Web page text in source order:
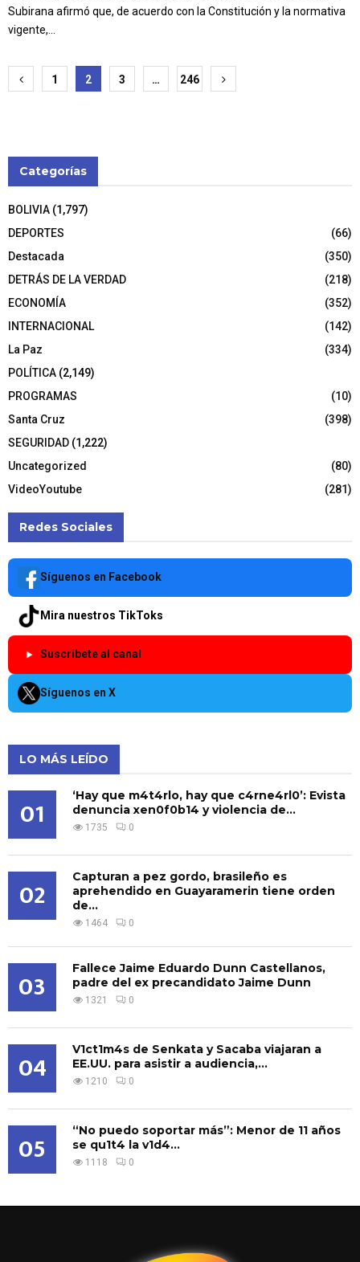
Subirana afirmó que, de acuerdo con la Constitución y la normativa
vigente,...
Paginación
1 2 3 … 246
Categorías
BOLIVIA (1,797)
DEPORTES
(66)
Destacada
(350)
DETRÁS DE LA VERDAD
(218)
ECONOMÍA
(352)
INTERNACIONAL
(142)
La Paz
(334)
POLÍTICA (2,149)
PROGRAMAS
(10)
Santa Cruz
(398)
SEGURIDAD (1,222)
Uncategorized
(80)
VideoYoutube
(281)
Redes Sociales
Síguenos en Facebook
Mira nuestros TikToks
Suscríbete al canal
Síguenos en X
LO MÁS LEÍDO
01
‘Hay que m4t4rlo, hay que c4rne4rl0’: Evista
denuncia xen0f0b14 y violencia de...
1735 0
02
Capturan a pez gordo, brasileño es
aprehendido en Guayaramerin tiene orden
de...
1464 0
03
Fallece Jaime Eduardo Dunn Castellanos,
padre del ex precandidato Jaime Dunn
1321 0
04
V1ct1m4s de Senkata y Sacaba viajaran a
EE.UU. para asistir a audiencia,...
1210 0
05
“No puedo soportar más”: Menor de 11 años
se qu1t4 la v1d4...
1118 0